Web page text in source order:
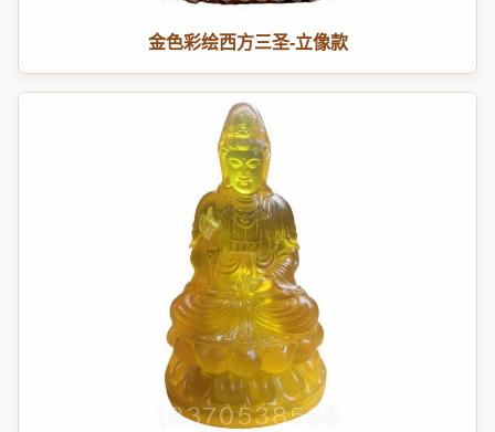
金色彩绘西方三圣-立像款